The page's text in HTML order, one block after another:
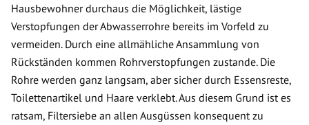
Hausbewohner durchaus die Möglichkeit, lästige
Verstopfungen der Abwasserrohre bereits im Vorfeld zu
vermeiden. Durch eine allmähliche Ansammlung von
Rückständen kommen Rohrverstopfungen zustande. Die
Rohre werden ganz langsam, aber sicher durch Essensreste,
Toilettenartikel und Haare verklebt. Aus diesem Grund ist es
ratsam, Filtersiebe an allen Ausgüssen konsequent zu